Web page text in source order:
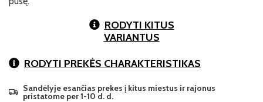
RODYTI KITUS
VARIANTUS
RODYTI PREKĖS CHARAKTERISTIKAS
Sandėlyje esančias prekes į kitus miestus ir rajonus
pristatome per 1-10 d. d.